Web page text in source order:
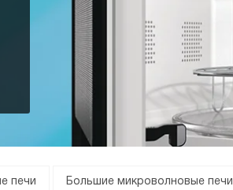
печи Большие микроволновые печи